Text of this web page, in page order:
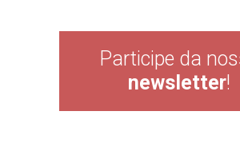
Participe da
newsletter!